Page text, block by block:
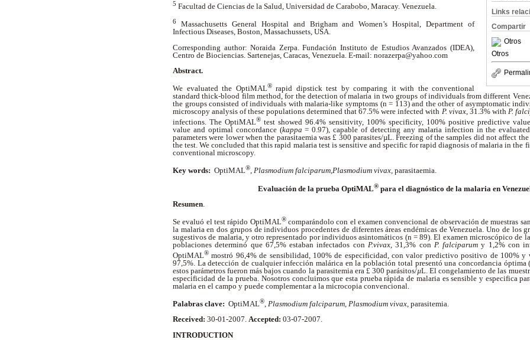
Links
Compartir
Otros
Otros
5 Facultad de Ciencias de la Salud, Universidad de Carabobo, Maracay. Venezuela.
6 Massachusetts General Hospital and Brigham and Women’s Hospital, Department of
Infectious Diseases, Boston, Massachussets, USA.
Corresponding author: Noraida Zerpa. Fundación Instituto de Estudios Avanzados (IDEA),
Centro de Biociencias. Sartenejas, Caracas, Venezuela. E-mail: norazerpa@yahoo.com
Abstract.
We evaluated the OptiMAL®rapid dipstick test by comparing it with the conventional
standard thick-blood film method, for the detection of malaria in two groups of individuals from different
the groups consisted of individuals with malaria-like symptoms (n = 113) and the other of asymptomatic
microscopy analysis of these populations determined that 67.5% were infected with P. vivax, 31.3% with P.
infections. The OptiMAL® test showed 96.4% sensitivity, 100% specificity, 100% positive predictive
value and optimal concordance (kappa = 0.97), capable of detecting any malaria infection in the
parameters were lower when the parasitaemia was £ 300 parasites/µL. Freezing of the samples did not affect
the test. We concluded that this rapid malaria test is sensitive and specific for rapid diagnosis of malaria in the
conventional microscopy.
Key words: OptiMAL®, Plasmodium falciparum,Plasmodium vivax, parasitaemia.
Evaluación de la prueba OptiMAL®para el diagnóstico de la malaria en
Resumen
Se evaluó el test rápido OptiMAL® comparándolo con el examen convencional de observación de muestras
la malaria en dos grupos de individuos procedentes de diferentes áreas endémicas de Venezuela. Uno de los
sugestivos de malaria, y otro representado por individuos asintomáticos (n = 89). El examen microscópico de
poblaciones determinó que 67,5% estaban infectados con P.vivax,31,3% con P. falciparumy 1,2% con
OptiMAL® mostró 96,4% de sensibilidad, 100% de especificidad, con valor predictivo positivo de 100%
97,5%. La detección de cualquier infección malárica en la población total presentó una concordancia óptima
estos parámetros fueron más bajos cuando la parasitemia era £ 300 parásitos/µL. El congelamiento de las
especificidad de la prueba. Nosotros concluimos que esta prueba rápida de malaria es sensible y especifica
malaria en el campo y puede complementar a la microcopia convencional.
Palabras clave: OptiMAL®, Plasmodium falciparum, Plasmodium vivax, parasitemia.
Received: 30-01-2007. Accepted: 03-07-2007.
INTRODUCTION